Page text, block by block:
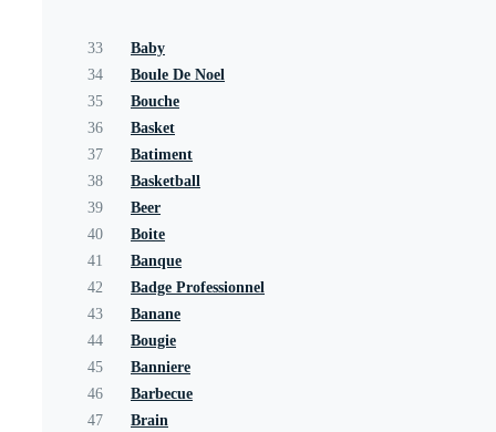
33
Baby
34
Boule De Noel
35
Bouche
36
Basket
37
Batiment
38
Basketball
39
Beer
40
Boite
41
Banque
42
Badge Professionnel
43
Banane
44
Bougie
45
Banniere
46
Barbecue
47
Brain